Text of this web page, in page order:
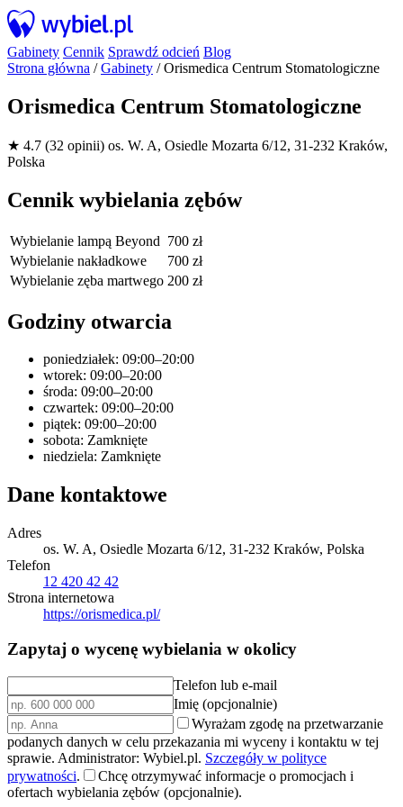
Gabinety Cennik Sprawdź odcień Blog
Strona główna /Gabinety /Orismedica Centrum Stomatologiczne
Orismedica Centrum Stomatologiczne
★ 4.7 (32 opinii) os. W. A, Osiedle Mozarta 6/12, 31-232 Kraków,
Polska
Cennik wybielania zębów
Wybielanie lampą Beyond 700 zł
Wybielanie nakładkowe
700 zł
Wybielanie zęba martwego 200 zł
Godziny otwarcia
poniedziałek: 09:00–20:00
wtorek: 09:00–20:00
środa: 09:00–20:00
czwartek: 09:00–20:00
piątek: 09:00–20:00
sobota: Zamknięte
niedziela: Zamknięte
Dane kontaktowe
Adres
os. W. A, Osiedle Mozarta 6/12, 31-232 Kraków, Polska
Telefon
12 420 42 42
Strona internetowa
https://orismedica.pl/
Zapytaj o wycenę wybielania w okolicy
Telefon lub e-mail
Imię (opcjonalnie)
Wyrażam zgodę na przetwarzanie
podanych danych w celu przekazania mi wyceny i kontaktu w tej
sprawie. Administrator: Wybiel.pl. Szczegóły w polityce
prywatności.
Chcę otrzymywać informacje o promocjach i
ofertach wybielania zębów (opcjonalnie).